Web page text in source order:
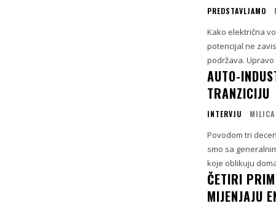
PREDSTAVLJAMO
Kako električna
potencijal ne
podržava. Upravo
AUTO-
TRANZICIJU
INTERVJU MILICA
Povodom tri
smo sa
koje oblikuju
ČETIRI
MIJENJAJU